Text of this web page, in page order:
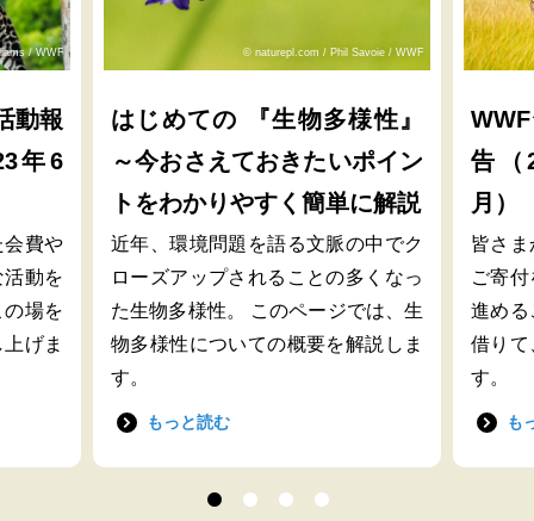
/ WWF
動報
年6
会費や
動を
場を
げま
© naturepl.com / Phil Savoie / WWF
はじめての 『生物多様性』
～今おさえておきたいポイン
トをわかりやすく簡単に解説
近年、環境問題を語る文脈の中でク
ローズアップされることの多くなっ
た生物多様性。 このページでは、生
物多様性についての概要を解説しま
す。
もっと読む
告（
月）
皆さ
ご寄
進める
借りて
す。
も